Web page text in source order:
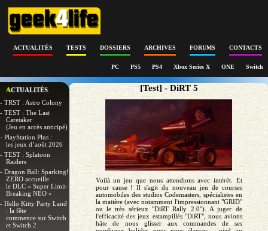
ACTUALITÉS TESTS DOSSIERS ARCHIVES FORUMS CONTACTS
PC PS5 PS4 Xbox Series X ONE Switch
ACTUALITÉS
- TRST : Astro Colony
- TEST : The Last
Caretaker
(Jeu en accès anticipé)
- PlayStation Plus :
les jeux d’août 2026
- TEST : Splatoon
Raiders
- Dragon Ball: Sparking!
ZERO accueille
le DLC « Super Limit-
Breaking NEO »
- Hello Kitty Party Land
: la fête
commence sur Switch
et Switch 2
[Test] - DiRT 5
Voilà un jeu que nous attendions avec intérêt. Et
pour cause ! Il s'agit du nouveau jeu de courses
automobiles des studios Codemasters, spécialistes en
la matière (avec notamment l'impressionnant "GRID"
ou le très sérieux "DiRT Rally 2.0"). A juger de
l'efficacité des jeux estampillés "DiRT", nous avions
hâte de nous glisser aux commandes de ses